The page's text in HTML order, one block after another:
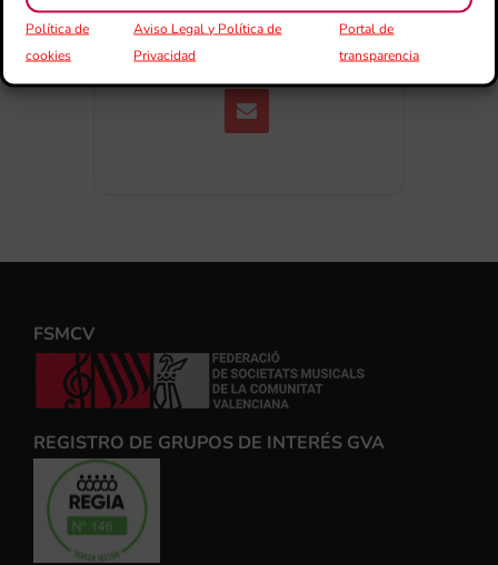
Política de
cookies
Aviso Legal y Política de
Privacidad
Portal de
transparencia
FSMCV
REGISTRO DE GRUPOS DE INTERÉS GVA